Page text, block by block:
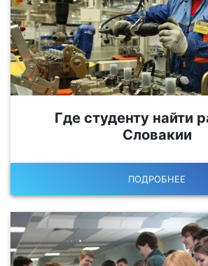
Где студенту найти
Словакии
ПОДРОБНЕЕ